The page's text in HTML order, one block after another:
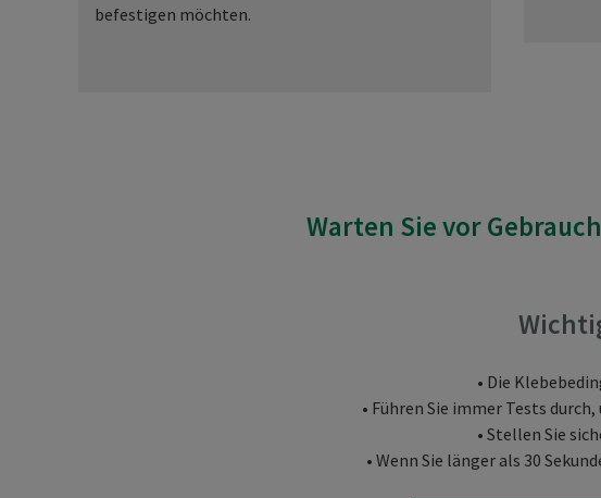
befestigen möchten.
Warten Sie vor
• Die
• Führen Sie immer Tests
• Stellen Sie
• Wenn Sie länger als 30